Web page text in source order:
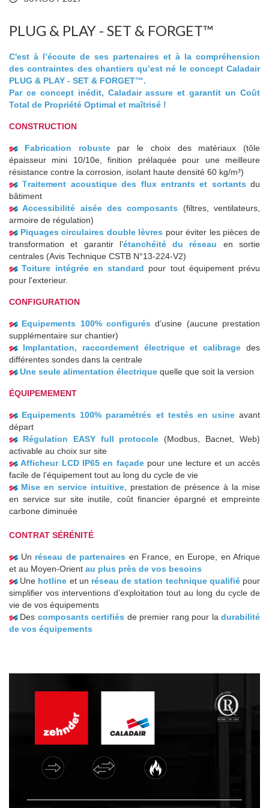
PLUG & PLAY - SET & FORGET™
C'est à l’écoute de ses partenaires et à la compréhension
des contraintes des chantiers qu’est né le concept Caladair
PLUG & PLAY - SET & FORGET™.
Par ce concept inédit, Caladair assure et garantit un Coût
Total de Propriété Optimal et maîtrisé !
CONSTRUCTION
Fabrication robustepar le choix des matériaux (tôle
épaisseur mini 10/10e, finition prélaquée pour une meilleure
résistance contre la corrosion, isolant haute densité 60 kg/m³)
Traitement acoustique des flux entrants et sortants du
bâtiment
Accessibilité aisée des composants (filtres, ventilateurs,
armoire de régulation)
Piquages circulaires double lèvres pour éviter les pièces de
transformation et garantir l’étanchéité du réseau en sortie
centrales (Avis Technique CSTB N°13-224-V2)
Toiture intégrée en standard pour tout équipement prévu
pour l'exterieur.
CONFIGURATION
Equipements 100% configurés d’usine (aucune prestation
supplémentaire sur chantier)
Implantation, raccordement électrique et calibrage des
différentes sondes dans la centrale
Une seule alimentation électrique quelle que soit la version
ÉQUIPEMEMENT
Equipements 100% paramétrés et testés en usineavant
départ
Régulation EASY full protocole (Modbus, Bacnet, Web)
activable au choix sur site
Afficheur LCD IP65 en façadepour une lecture et un accès
facile de l’équipement tout au long du cycle de vie
Mise en service intuitive, prestation de présence à la mise
en service sur site inutile, coût financier épargné et empreinte
carbone diminuée
CONTRAT SÉRÉNITÉ
Un réseau de partenaires en France, en Europe, en Afrique
et au Moyen-Orient au plus près de vos besoins
Une hotline et un réseau de station technique qualifié pour
simplifier vos interventions d’exploitation tout au long du cycle de
vie de vos équipements
Des composants certifiés de premier rang pour ladurabilité
de vos équipements